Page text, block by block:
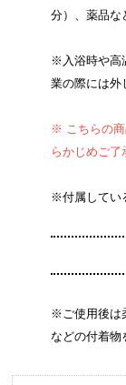
分）、薬品な
※入浴時や高
業の際には外
※ こちらの商
らかじめご了
※付属してい
※ご使用後は
などの付着物